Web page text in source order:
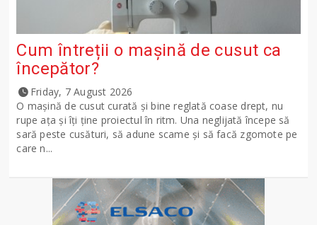
Cum întreții o mașină de cusut ca
începător?
Friday, 7 August 2026
O mașină de cusut curată și bine reglată coase drept, nu
rupe ața și îți ține proiectul în ritm. Una neglijată începe să
sară peste cusături, să adune scame și să facă zgomote pe
care n...